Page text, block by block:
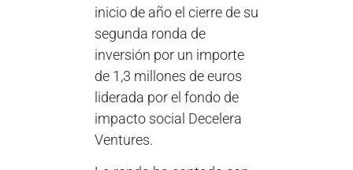
inicio de año el cierre de su
segunda ronda de
inversión por un importe
de 1,3 millones de euros
liderada por el fondo de
impacto social Decelera
Ventures.